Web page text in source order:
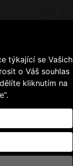
kapel
stránky
týkající se Vašich
o Váš souhlas
kliknutím na